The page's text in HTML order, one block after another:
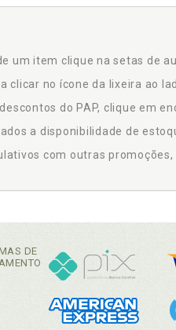
um item clique na setas de
clicar no ícone da lixeira ao
do PAP, clique em
a disponibilidade de
com outras promoções,
DE